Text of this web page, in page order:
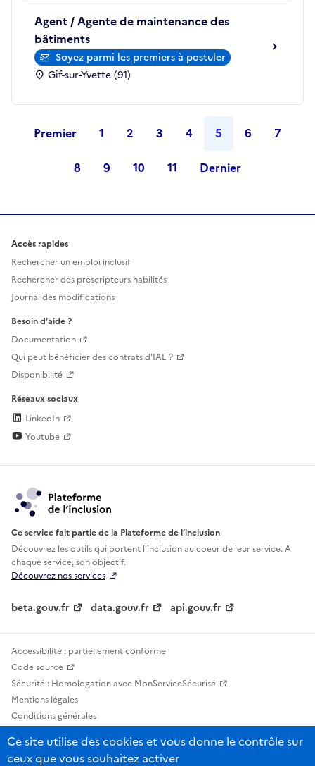
Agent / Agente de maintenance des
bâtiments
Soyez parmi les premiers à postuler
Gif-sur-Yvette (91)
Premier 1 2 3 4 5 6 7
8 9 10 11 Dernier
Accès rapides
Rechercher un emploi inclusif
Rechercher des prescripteurs habilités
Journal des modifications
Besoin d'aide ?
Documentation
Qui peut bénéficier des contrats d'IAE ?
Disponibilité
Réseaux sociaux
LinkedIn
Youtube
Ce service fait partie de la Plateforme de l’inclusion
Découvrez les outils qui portent l'inclusion aucoeur de leur service. A
chaque service, son objectif.
Découvrez nos services
beta.gouv.fr data.gouv.fr api.gouv.fr
Accessibilité : partiellement conforme
Code source
Sécurité : Homologation avec MonServiceSécurisé
Mentions légales
Conditions générales
Statistiques, lexiques et indicateurs
Ce site utilise des cookies et vous donne le contrôle sur
ceux que vous souhaitez activer